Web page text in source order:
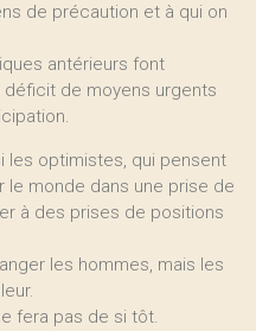
de précaution et à qui on
antérieurs font
déficit de moyens urgents
les optimistes, qui pensent
monde dans une prise de
à des prises de positions
les hommes, mais les
fera pas de si tôt.